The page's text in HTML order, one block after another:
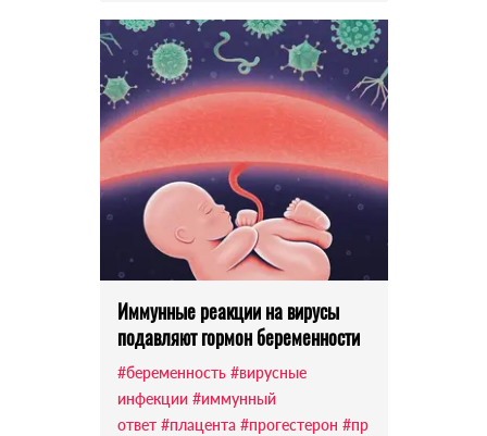
Иммунные реакции на вирусы
подавляют гормон беременности
#беременность #вирусные
инфекции #иммунный
ответ #плацента #прогестерон #пр